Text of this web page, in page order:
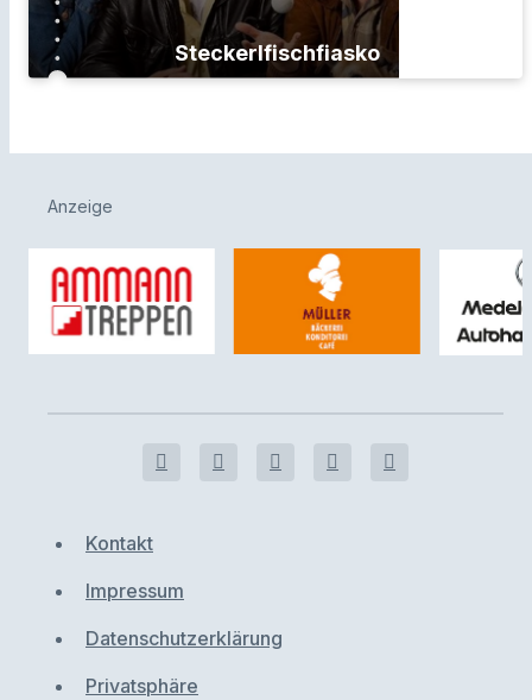
Steckerlfischfiasko
Anzeige
Kontakt
Impressum
Datenschutzerklärung
Privatsphäre